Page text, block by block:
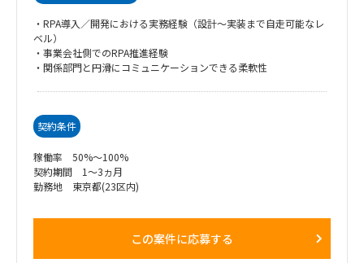
・RPA導入／開発における実務経験（設計〜実装まで自走可能なレ
ベル）
・事業会社側でのRPA推進経験
・関係部門と円滑にコミュニケーションできる柔軟性
契約条件
稼働率 50%～100%
契約期間 1～3ヵ月
勤務地 東京都(23区内)
この案件に応募する